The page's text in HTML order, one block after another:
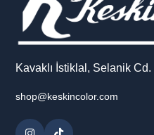
tekniklerinde konforlu bir
hem de profesyonel kullanım
Kavaklı İstiklal, Selanik
shop@keskincolor.com